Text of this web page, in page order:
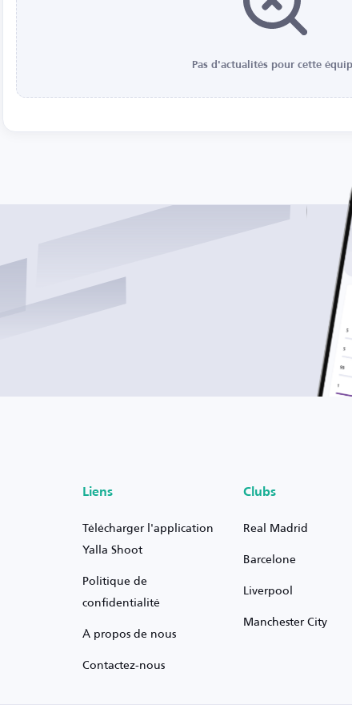
Pas d'actualités pour cette
Liens
Télécharger l'application
Yalla Shoot
Politique de
confidentialité
À propos de nous
Contactez-nous
Clubs
Real Madrid
Barcelone
Liverpool
Manchester City